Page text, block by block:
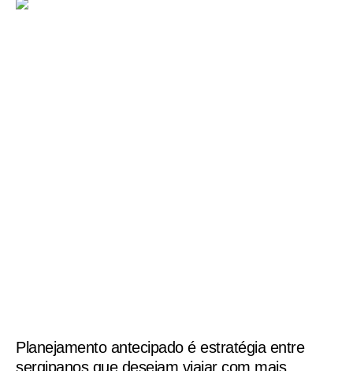
Planejamento antecipado é estratégia entre
sergipanos que desejam viajar com mais